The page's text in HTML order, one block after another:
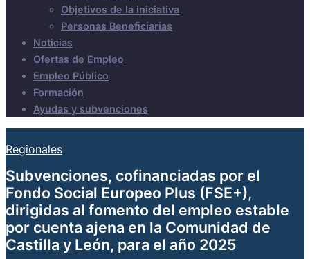
Objetivos de la iniciativa
Personas Beneficiarias
Noticias
Ofertas de Empleo
Empleo Público
Formación
Ayudas y subvenciones
Regionales
Subvenciones, cofinanciadas por el
Fondo Social Europeo Plus (FSE+),
dirigidas al fomento del empleo estable
por cuenta ajena en la Comunidad de
Castilla y León, para el año 2025